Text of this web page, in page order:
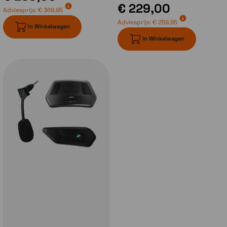
Communicatiesysteem
communicatiesysteem geïntroduceerd.
Het
Schuberth SC2 systeem
ontwikkeld in samenwerking met Sena en
bestaat uit de module zelf welk achterop de
op de antennes en de headset. Aan de zijkant
van de helm komt de afstandsbediening te
Adviesprijs:€ 369,95
In Winkelwagen
€ 229,00
Adviesprijs:€ 259,95
In Winkelwagen